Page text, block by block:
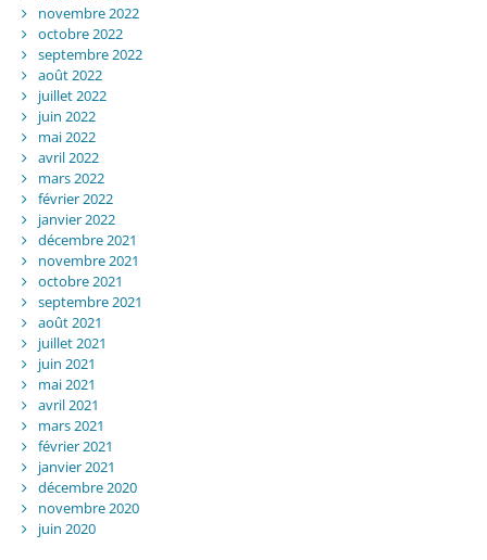
novembre 2022
octobre 2022
septembre 2022
août 2022
juillet 2022
juin 2022
mai 2022
avril 2022
mars 2022
février 2022
janvier 2022
décembre 2021
novembre 2021
octobre 2021
septembre 2021
août 2021
juillet 2021
juin 2021
mai 2021
avril 2021
mars 2021
février 2021
janvier 2021
décembre 2020
novembre 2020
juin 2020